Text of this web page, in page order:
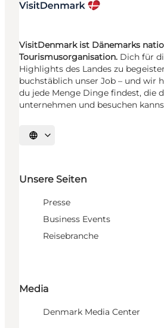
VisitDenmark ist Dänemarks
Tourismusorganisation. Dich für
Highlights des Landes zu
buchstäblich unser Job – und wir
du jede Menge Dinge findest, die
unternehmen und besuchen
Sprache auswählen
Unsere Seiten
Presse
Business Events
Reisebranche
Media
Denmark Media Center